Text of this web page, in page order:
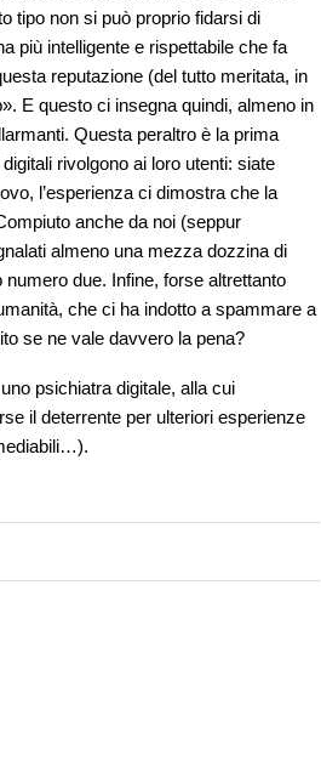
tipo non si può proprio fidarsi di
più intelligente e rispettabile che fa
reputazione (del tutto meritata, in
E questo ci insegna quindi, almeno in
Questa peraltro è la prima
rivolgono ai loro utenti: siate
l’esperienza ci dimostra che la
anche da noi (seppur
almeno una mezza dozzina di
due. Infine, forse altrettanto
che ci ha indotto a spammare a
se ne vale davvero la pena?
psichiatra digitale, alla cui
il deterrente per ulteriori esperienze